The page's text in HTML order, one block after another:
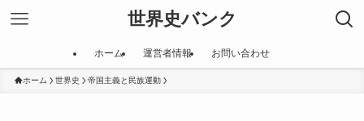
世界史バンク
ホーム 運営者情報 お問い合わせ
ホーム 世界史 帝国主義と民族運動